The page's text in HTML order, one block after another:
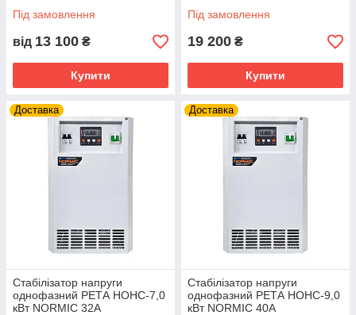
Під замовлення
від 13 100 ₴
Купити
Під замовлення
19 200 ₴
Купити
Доставка
Стабілізатор напруги
однофазний РЕТА НОНС-7,0
кВт NORMIC 32А
Доставка
Стабілізатор напруги
однофазний РЕТА НОНС-9,0
кВт NORMIC 40А